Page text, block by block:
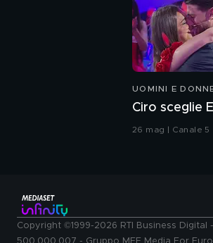
UOMINI E
Ciro sceglie
26 mag | Canale 5
Copyright ©1999-2026 RTI Business Digital